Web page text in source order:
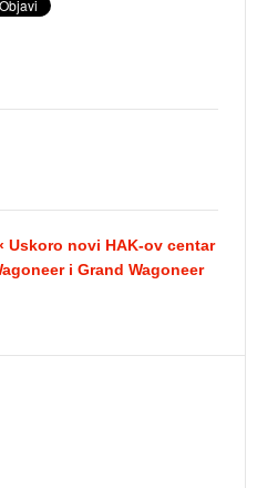
Uskoro novi HAK-ov centar
i Grand Wagoneer